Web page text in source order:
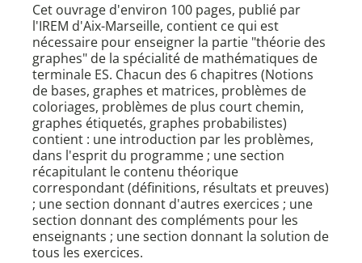
Cet ouvrage d'environ 100 pages, publié par
l'IREM d'Aix-Marseille, contient ce qui est
nécessaire pour enseigner la partie "théorie des
graphes" de la spécialité de mathématiques de
terminale ES. Chacun des 6 chapitres (Notions
de bases, graphes et matrices, problèmes de
coloriages, problèmes de plus court chemin,
graphes étiquetés, graphes probabilistes)
contient : une introduction par les problèmes,
dans l'esprit du programme ; une section
récapitulant le contenu théorique
correspondant (définitions, résultats et preuves)
; une section donnant d'autres exercices ; une
section donnant des compléments pour les
enseignants ; une section donnant la solution de
tous les exercices.